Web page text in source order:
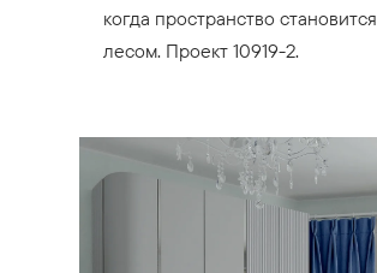
когда пространство становится
лесом. Проект 10919-2.